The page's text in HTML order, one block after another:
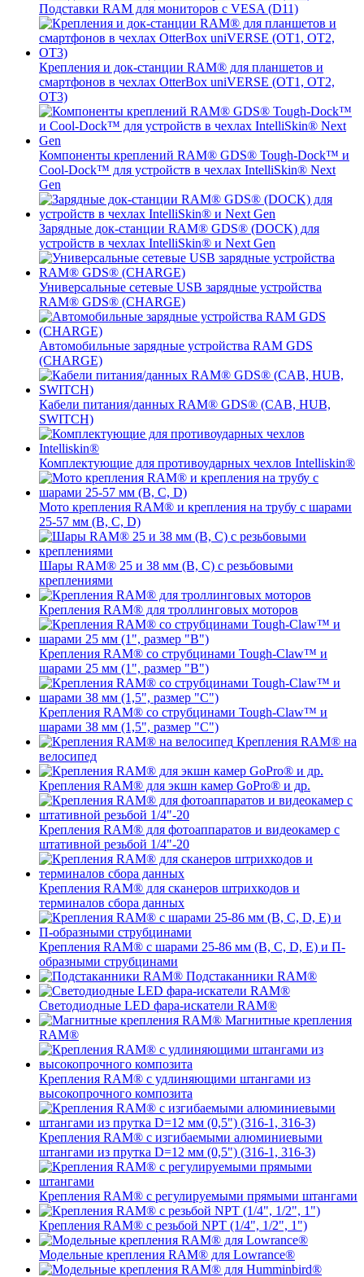
Подставки RAM для мониторов с VESA (D11)
Крепления и док-станции RAM® для планшетов и
смартфонов в чехлах OtterBox uniVERSE (OT1, OT2,
OT3)
Компоненты креплений RAM® GDS® Tough-Dock™ и
Cool-Dock™ для устройств в чехлах IntelliSkin® Next
Gen
Зарядные док-станции RAM® GDS® (DOCK) для
устройств в чехлах IntelliSkin® и Next Gen
Универсальные сетевые USB зарядные устройства
RAM® GDS® (CHARGE)
Автомобильные зарядные устройства RAM GDS
(CHARGE)
Кабели питания/данных RAM® GDS® (CAB, HUB,
SWITCH)
Комплектующие для противоударных чехлов Intelliskin®
Мото крепления RAM® и крепления на трубу с шарами
25-57 мм (B, C, D)
Шары RAM® 25 и 38 мм (B, C) с резьбовыми
креплениями
Крепления RAM® для троллинговых моторов
Крепления RAM® со струбцинами Tough-Claw™ и
шарами 25 мм (1", размер "B")
Крепления RAM® со струбцинами Tough-Claw™ и
шарами 38 мм (1,5", размер "C")
Крепления RAM® на
велосипед
Крепления RAM® для экшн камер GoPro® и др.
Крепления RAM® для фотоаппаратов и видеокамер с
штативной резьбой 1/4"-20
Крепления RAM® для сканеров штрихкодов и
терминалов сбора данных
Крепления RAM® с шарами 25-86 мм (B, C, D, E) и П-
образными струбцинами
Подстаканники RAM®
Светодиодные LED фара-искатели RAM®
Магнитные крепления
RAM®
Крепления RAM® с удлиняющими штангами из
высокопрочного композита
Крепления RAM® с изгибаемыми алюминиевыми
штангами из прутка D=12 мм (0,5") (316-1, 316-3)
Крепления RAM® c регулируемыми прямыми штангами
Крепления RAM® с резьбой NPT (1/4", 1/2", 1")
Модельные крепления RAM® для Lowrance®